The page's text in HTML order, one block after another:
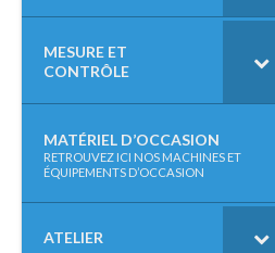
MESURE ET
CONTRÔLE
MATÉRIEL D’OCCASION
–
RETROUVEZ ICI NOS MACHINES ET
ÉQUIPEMENTS D’OCCASION
ATELIER